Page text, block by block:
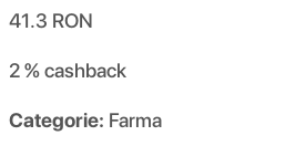
41.3 RON
2 %cashback
Categorie: Farma